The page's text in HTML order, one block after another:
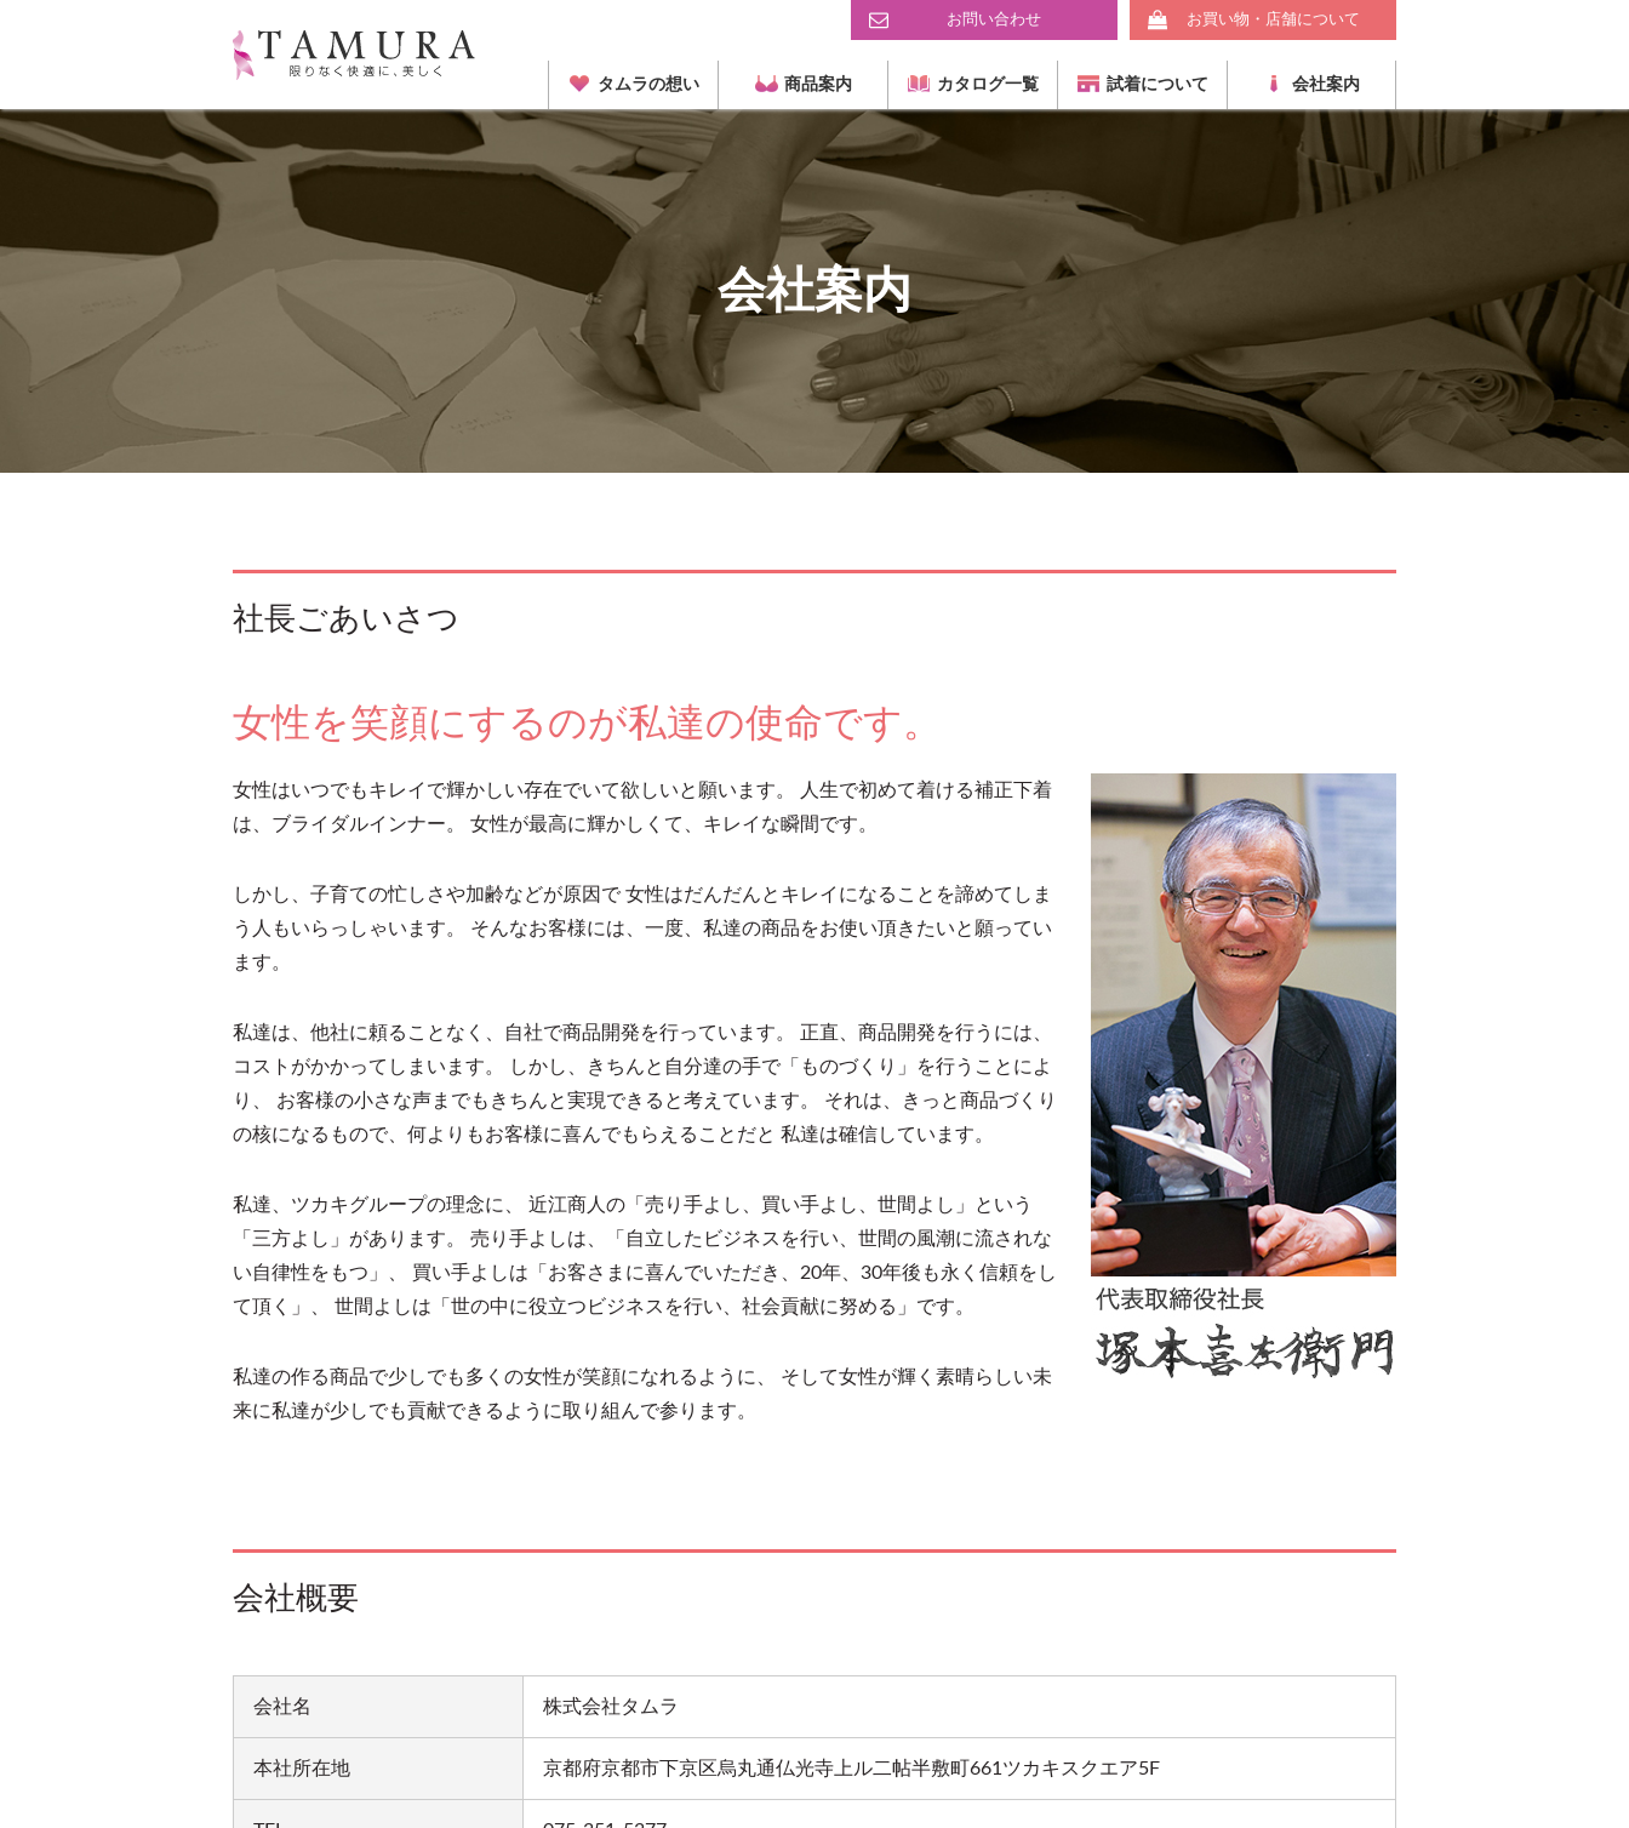
お問い合わせ お買い物・店舗について
タムラの想い 商品案内 カタログ一覧 試着について 会社案内
会社案内
社長ごあいさつ
女性を笑顔にするのが私達の使命です。
女性はいつでもキレイで輝かしい存在でいて欲しいと願います。 人生で初めて着ける補正下着
は、ブライダルインナー。 女性が最高に輝かしくて、キレイな瞬間です。
しかし、子育ての忙しさや加齢などが原因で 女性はだんだんとキレイになることを諦めてしま
う人もいらっしゃいます。 そんなお客様には、一度、私達の商品をお使い頂きたいと願ってい
ます。
私達は、他社に頼ることなく、自社で商品開発を行っています。 正直、商品開発を行うには、
コストがかかってしまいます。 しかし、きちんと自分達の手で「ものづくり」を行うことによ
り、 お客様の小さな声までもきちんと実現できると考えています。 それは、きっと商品づくり
の核になるもので、何よりもお客様に喜んでもらえることだと 私達は確信しています。
私達、ツカキグループの理念に、 近江商人の「売り手よし、買い手よし、世間よし」という
「三方よし」があります。 売り手よしは、「自立したビジネスを行い、世間の風潮に流されな
い自律性をもつ」、 買い手よしは「お客さまに喜んでいただき、20年、30年後も永く信頼をし
て頂く」、 世間よしは「世の中に役立つビジネスを行い、社会貢献に努める」です。
私達の作る商品で少しでも多くの女性が笑顔になれるように、 そして女性が輝く素晴らしい未
来に私達が少しでも貢献できるように取り組んで参ります。
会社概要
会社名 株式会社タムラ
本社所在地 京都府京都市下京区烏丸通仏光寺上ル二帖半敷町661ツカキスクエア5F